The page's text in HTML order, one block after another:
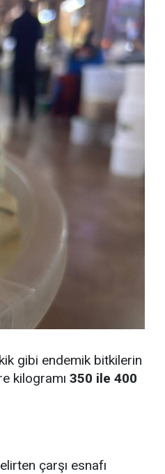
gibi endemik bitkilerin
kilogramı 350 ile 400
çarşı esnafı